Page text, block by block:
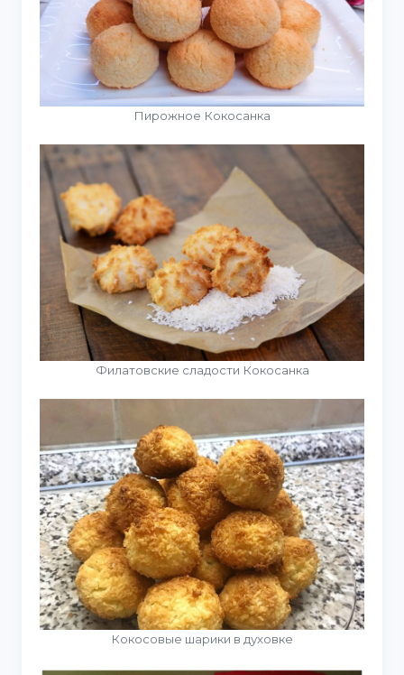
Пирожное Кокосанка
Филатовские сладости Кокосанка
Кокосовые шарики в духовке